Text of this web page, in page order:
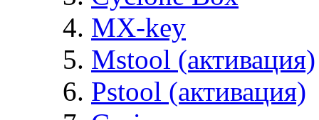
MX-key
Mstool (активация)
Pstool (активация)